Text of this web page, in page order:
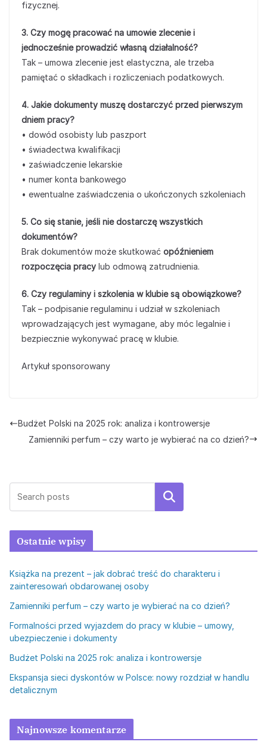
fizycznej.
3. Czy mogę pracować na umowie zlecenie i
jednocześnie prowadzić własną działalność?
Tak – umowa zlecenie jest elastyczna, ale trzeba
pamiętać o składkach i rozliczeniach podatkowych.
4. Jakie dokumenty muszę dostarczyć przed pierwszym
dniem pracy?
• dowód osobisty lub paszport
• świadectwa kwalifikacji
• zaświadczenie lekarskie
• numer konta bankowego
• ewentualne zaświadczenia o ukończonych szkoleniach
5. Co się stanie, jeśli nie dostarczę wszystkich
dokumentów?
Brak dokumentów może skutkować opóźnieniem
rozpoczęcia pracy lub odmową zatrudnienia.
6. Czy regulaminy i szkolenia w klubie są obowiązkowe?
Tak – podpisanie regulaminu i udział w szkoleniach
wprowadzających jest wymagane, aby móc legalnie i
bezpiecznie wykonywać pracę w klubie.
Artykuł sponsorowany
Budżet Polski na 2025 rok: analiza i kontrowersje
Zamienniki perfum – czy warto je wybierać na co dzień?
Szukaj
Ostatnie wpisy
Książka na prezent – jak dobrać treść do charakteru i
zainteresowań obdarowanej osoby
Zamienniki perfum – czy warto je wybierać na co dzień?
Formalności przed wyjazdem do pracy w klubie – umowy,
ubezpieczenie i dokumenty
Budżet Polski na 2025 rok: analiza i kontrowersje
Ekspansja sieci dyskontów w Polsce: nowy rozdział w handlu
detalicznym
Najnowsze komentarze